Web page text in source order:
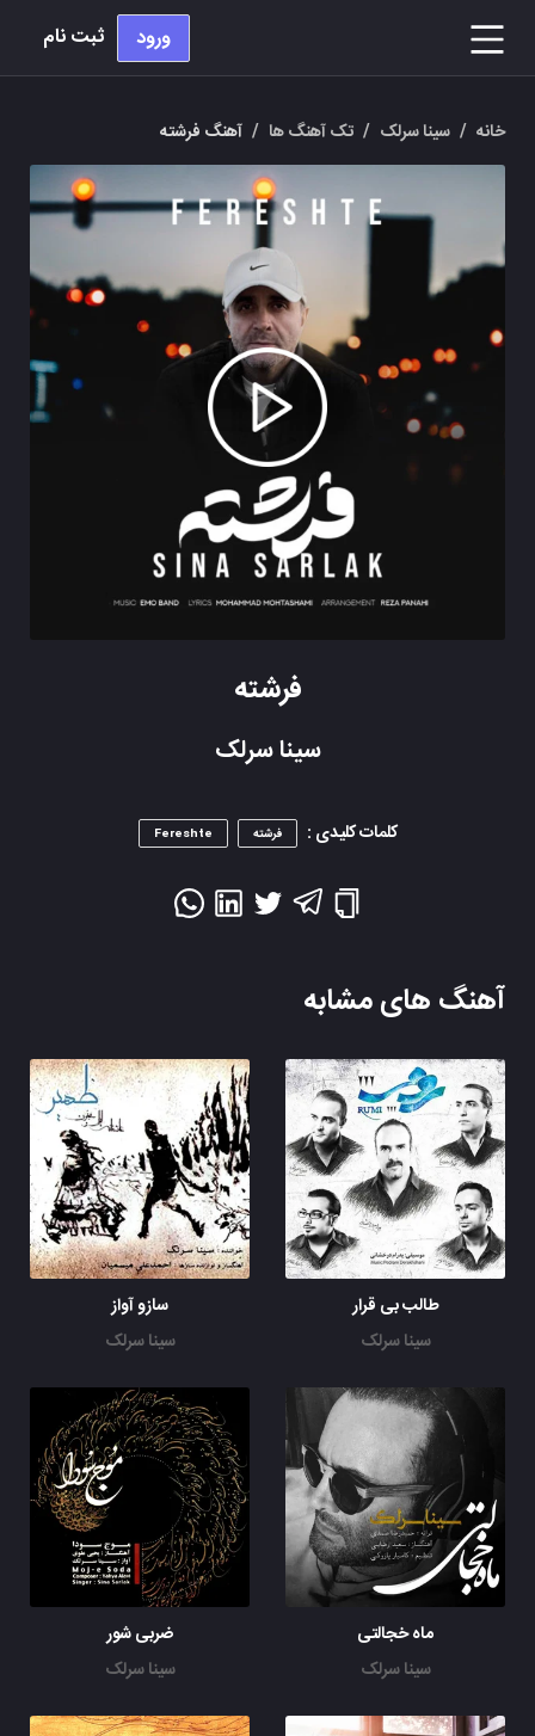
ورود ثبت نام
خانه / سینا سرلک / تک آهنگ ها / آهنگ فرشته
فرشته
سینا سرلک
کلمات کلیدی : فرشته Fereshte
آهنگ های مشابه
طالب بی قرار
سینا سرلک
سازو آواز
سینا سرلک
ماه خجالتی
سینا سرلک
ضربی شور
سینا سرلک